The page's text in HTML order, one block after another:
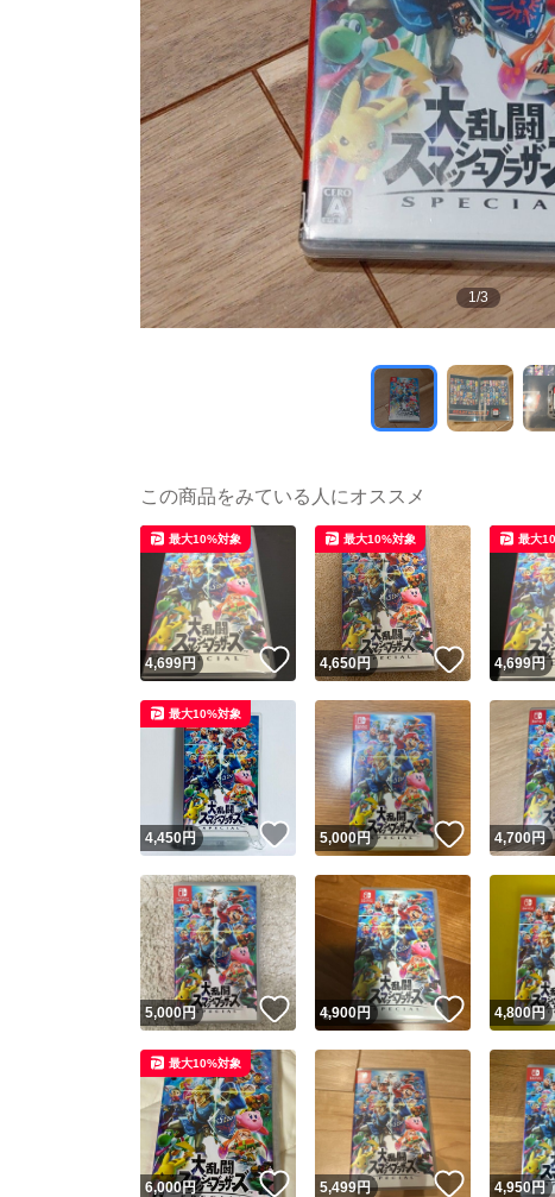
1/3
この商品をみている人にオススメ
4,699円 いいね！
最大10%対象
4,650円 いいね！
最大10%対象
4,699円
最大
4,450円 いいね！
最大10%対象
5,000円 いいね！
4,700円
5,000円 いいね！
4,900円 いいね！
4,800円
6,000円 いいね！
最大10%対象
5,499円 いいね！
4,950円